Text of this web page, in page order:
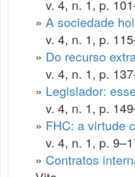
v. 4, n. 1, p.
» A sociedade
v. 4, n. 1, p.
» Do recurso
v. 4, n. 1, p.
» Legislador:
v. 4, n. 1, p.
» FHC: a virtude
v. 4, n. 1, p.
» Contratos